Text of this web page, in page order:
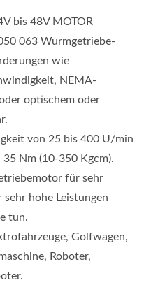
bis 48V MOTOR
063 Wurmgetriebe-
wie
NEMA-
optischem oder
von 25 bis 400 U/min
Nm (10-350 Kgcm).
für sehr
hohe Leistungen
tun.
Golfwagen,
Roboter,